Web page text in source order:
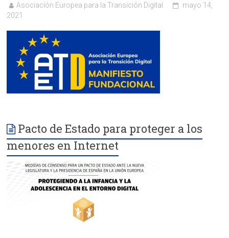
Asociación Europea para la Transición Digital
mayo 14,
2021
Pacto de Estado para proteger a los
menores en Internet